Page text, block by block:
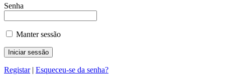
Senha
Manter sessão
Registar| Esqueceu-se da senha?